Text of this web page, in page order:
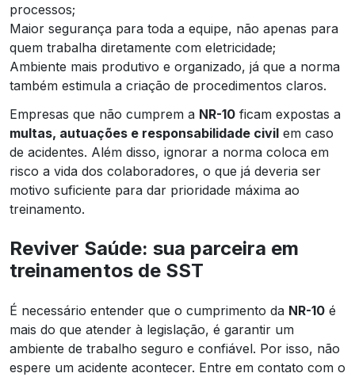
processos;
Maior segurança para toda a equipe, não apenas para
quem trabalha diretamente com eletricidade;
Ambiente mais produtivo e organizado, já que a norma
também estimula a criação de procedimentos claros.
Empresas que não cumprem a NR-10 ficam expostas a
multas, autuações e responsabilidade civil em caso
de acidentes. Além disso, ignorar a norma coloca em
risco a vida dos colaboradores, o que já deveria ser
motivo suficiente para dar prioridade máxima ao
treinamento.
Reviver Saúde: sua parceira em
treinamentos de SST
É necessário entender que o cumprimento da NR-10 é
mais do que atender à legislação, é garantir um
ambiente de trabalho seguro e confiável. Por isso, não
espere um acidente acontecer. Entre em contato com o